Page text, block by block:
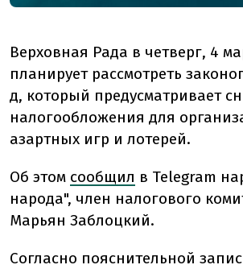
Верховная Рада в четверг, 4
планирует рассмотреть
д, который предусматривает
налогообложения для
азартных игр и лотерей.
Об этом сообщил в Telegram
народа", член налогового
Марьян Заблоцкий.
Согласно пояснительной